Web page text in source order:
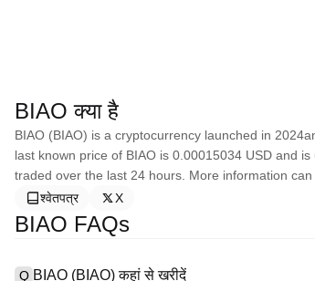
BIAO क्या है
BIAO (BIAO) is a cryptocurrency launched in
last known price of BIAO is 0.00015034 USD and
traded over the last 24 hours. More information
श्वेतपत्र
X
BIAO FAQs
Q BIAO (BIAO) कहां से खरीदें